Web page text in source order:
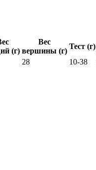
(г)
Вес
вершины (г)
Тест (г)
28 10-38